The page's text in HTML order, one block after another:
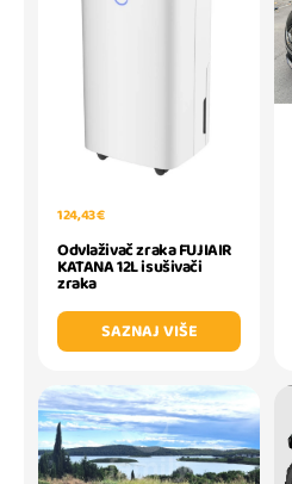
124,43 €
Odvlaživač zraka FUJIAIR
KATANA 12L isušivači
zraka
SAZNAJ VIŠE